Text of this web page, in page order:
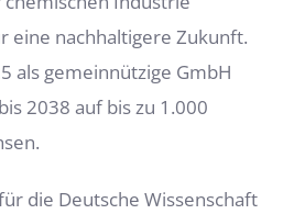
eine nachhaltigere Zukunft.
als gemeinnützige GmbH
2038 auf bis zu 1.000
die Deutsche Wissenschaft